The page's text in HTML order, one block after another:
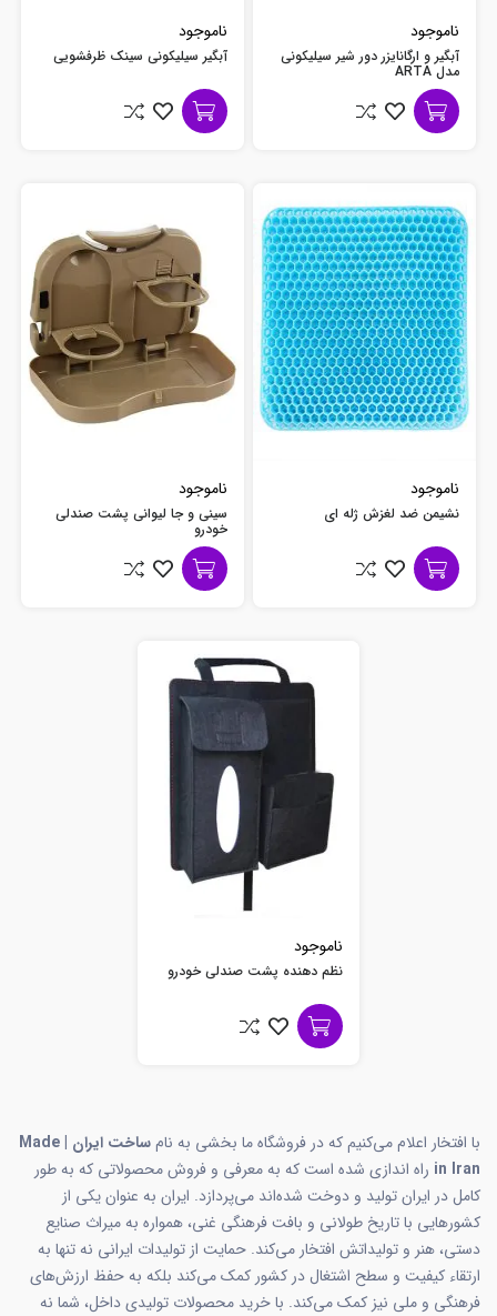
ناموجود
آبگیر و ارگانایزر دور شیر سیلیکونی
مدل ARTA
ناموجود
آبگیر سیلیکونی سینک ظرفشویی
ناموجود
نشیمن ضد لغزش ژله ای
ناموجود
سینی و جا لیوانی پشت صندلی
خودرو
ناموجود
نظم دهنده پشت صندلی خودرو
با افتخار اعلام می‌کنیم که در فروشگاه ما بخشی به نام
ساخت ایران | Made
in Iran راه اندازی شده است که به معرفی و فروش محصولاتی که به طور
کامل در ایران تولید و دوخت شده‌اند می‌پردازد. ایران به عنوان یکی از
کشورهایی با تاریخ طولانی و بافت فرهنگی غنی، همواره به میراث صنایع
دستی، هنر و تولیداتش افتخار می‌کند. حمایت از تولیدات ایرانی نه تنها به
ارتقاء کیفیت و سطح اشتغال در کشور کمک می‌کند بلکه به حفظ ارزش‌های
فرهنگی و ملی نیز کمک می‌کند. با خرید محصولات تولیدی داخل، شما نه